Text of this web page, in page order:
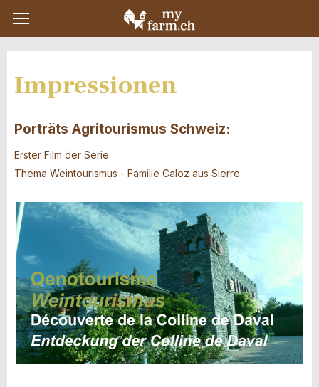
Impressionen
Porträts Agritourismus Schweiz:
Erster Film der Serie
Thema Weintourismus - Familie Caloz aus Sierre